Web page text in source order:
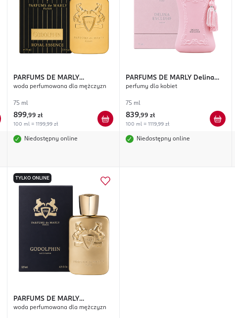
PARFUMS DE MARLY
Godolphin Royal Essence
woda perfumowana dla mężczyzn
75 ml
899,99 zł
100 ml = 1199,99 zł
Niedostępny online
PARFUMS DE MARLY Delina
Exclusif
perfumy dla kobiet
75 ml
839,99 zł
100 ml = 1119,99 zł
Niedostępny online
TYLKO ONLINE
PARFUMS DE MARLY
Godolphin
woda perfumowana dla mężczyzn